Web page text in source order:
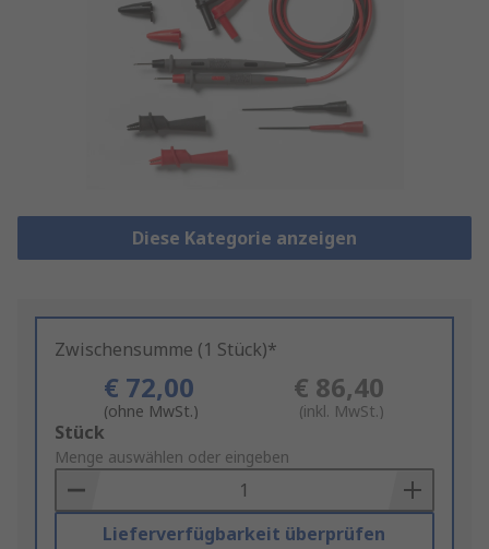
Diese Kategorie anzeigen
Zwischensumme (1 Stück)*
€ 72,00
(ohne MwSt.)
€ 86,40
(inkl. MwSt.)
Add
to
Basket
Stück
Menge auswählen oder eingeben
Lieferverfügbarkeit überprüfen